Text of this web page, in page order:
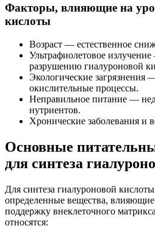
Факторы, влияющие на
кислоты
Возраст — естественное
Ультрафиолетовое
разрушению гиалуроновой
Экологические
окислительные процессы.
Неправильное питание —
нутриентов.
Хронические заболевания и
Основные
для синтеза
Для синтеза гиалуроновой
определенные вещества,
поддержку внеклеточного
относятся: